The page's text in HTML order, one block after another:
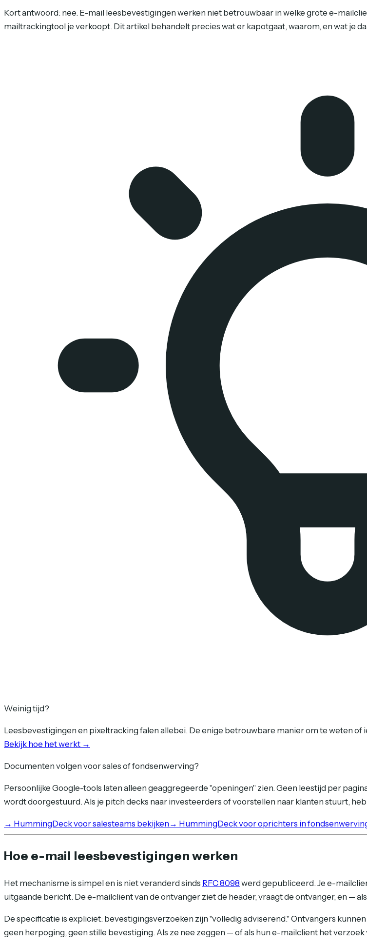
Kort antwoord: nee. E-mail leesbevestigingen werken niet betrouwbaar in welke grote e-
mailtrackingtool je verkoopt. Dit artikel behandelt precies wat er kapotgaat, waarom, en wat je
Weinig tijd?
Leesbevestigingen en pixeltracking falen allebei. De enige betrouwbare manier om te weten of
Bekijk hoe het werkt →
Documenten volgen voor sales of fondsenwerving?
Persoonlijke Google-tools laten alleen geaggregeerde "openingen" zien. Geen leestijd per
wordt doorgestuurd. Als je pitch decks naar investeerders of voorstellen naar klanten stuurt,
→ HummingDeck voor salesteams bekijken→ HummingDeck voor oprichters in
Hoe e-mail leesbevestigingen werken
Het mechanisme is simpel en is niet veranderd sinds RFC 8098 werd gepubliceerd. Je e-
uitgaande bericht. De e-mailclient van de ontvanger ziet de header, vraagt de ontvanger, en —
De specificatie is expliciet: bevestigingsverzoeken zijn "volledig adviserend." Ontvangers
geen herpoging, geen stille bevestiging. Als ze nee zeggen — of als hun e-mailclient het